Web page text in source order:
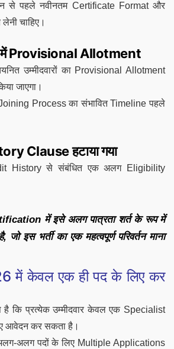
से पहले नवीनतम Certificate Format और
चाहिए।
में Provisional Allotment
उम्मीदवारों का Provisional Allotment
जाएगा।
Joining Process का संभावित Timeline पहले
Clause हटाया गया
History से संबंधित एक अलग Eligibility
में इसे अलग पात्रता शर्त के रूप में
जो इस भर्ती का एक महत्वपूर्ण परिवर्तन माना
में केवल एक ही पद के लिए कर
है कि प्रत्येक उम्मीदवार केवल एक Specialist
आवेदन कर सकता है।
अलग-अलग पदों के लिए Multiple Applications